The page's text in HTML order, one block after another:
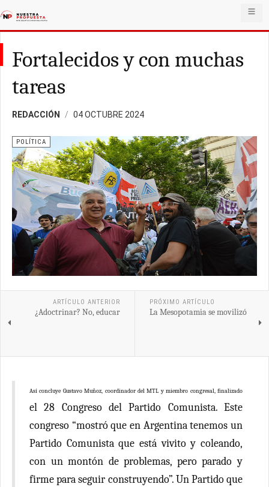
Fortalecidos y con muchas
tareas
REDACCIÓN 04 OCTUBRE 2024
POLÍTICA
ARTÍCULO ANTERIOR
¿Adoctrinar? No, educar
PRÓXIMO ARTÍCULO
La Mesopotamia se movilizó
Así concluye Gustavo Muñoz, coordinador del MTL y miembro congresal, finalizado
el 28 Congreso del Partido Comunista. Este
congreso “mostró que en Argentina tenemos un
Partido Comunista que está vivito y coleando,
con un montón de problemas, pero parado y
firme para seguir construyendo”. Un Partido que